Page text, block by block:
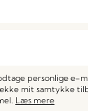
personlige e-
mit samtykke
Læs mere